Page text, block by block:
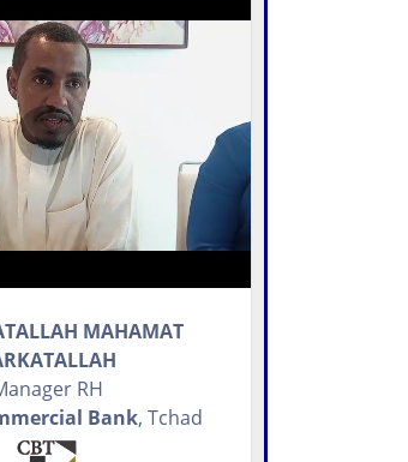
MAHAMAT
RH
Bank, Tchad